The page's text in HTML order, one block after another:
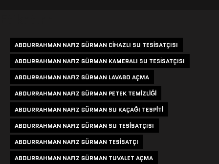
ABDURRAHMAN NAFIZ GÜRMAN CIHAZLI SU TESISATÇISI
ABDURRAHMAN NAFIZ GÜRMAN KAMERALI SU TESISATÇISI
ABDURRAHMAN NAFIZ GÜRMAN LAVABO AÇMA
ABDURRAHMAN NAFIZ GÜRMAN PETEK TEMIZLIĞI
ABDURRAHMAN NAFIZ GÜRMAN SU KAÇAĞI TESPITI
ABDURRAHMAN NAFIZ GÜRMAN SU TESISATÇISI
ABDURRAHMAN NAFIZ GÜRMAN TESISATÇI
ABDURRAHMAN NAFIZ GÜRMAN TUVALET AÇMA